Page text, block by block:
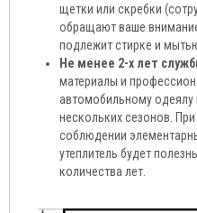
щетки или скребки
обращают ваше
подлежит стирке и
Не менее 2-х лет
материалы и
автомобильному одеялу
нескольких сезонов.
соблюдении
утеплитель будет
количества лет.